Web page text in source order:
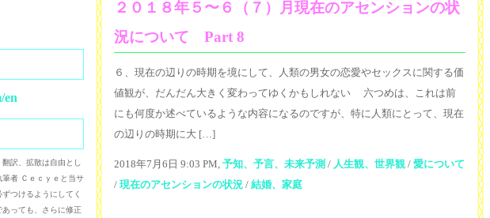
２０１８年５〜６（７）月現在のアセンションの状
況について Part 8
６、現在の辺りの時期を境にして、人類の男女の恋愛やセックスに関する価
値観が、だんだん大きく変わってゆくかもしれない 六つめは、これは前
にも何度か述べているような内容になるのですが、特に人類にとって、現在
の辺りの時期に大 […]
2018年7月6日 9:03 PM, 予知、予言、未来予測 / 人生観、世界観 / 愛について
/ 現在のアセンションの状況 / 結婚、家庭
en
訳、拡散は自由とし
筆者 Ｃｅｃｙｅと当サ
つけるようにしてく
っても、さらに修正